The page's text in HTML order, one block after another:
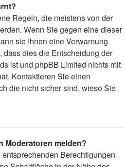
Regeln, die meistens von der
Wenn Sie gegen eine dieser
sie Ihnen eine Verwarnung
dass dies die Entscheidung der
ist und phpBB Limited nichts mit
Kontaktieren Sie einen
die nicht sicher sind, wieso Sie
Moderatoren melden?
Berechtigungen